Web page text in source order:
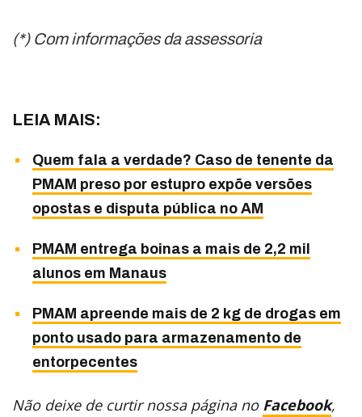
(*) Com informações da assessoria
LEIA MAIS:
Quem fala a verdade? Caso de tenente da
PMAM preso por estupro expõe versões
opostas e disputa pública no AM
PMAM entrega boinas a mais de 2,2 mil
alunos em Manaus
PMAM apreende mais de 2 kg de drogas em
ponto usado para armazenamento de
entorpecentes
Não deixe de curtir nossa página no Facebook,